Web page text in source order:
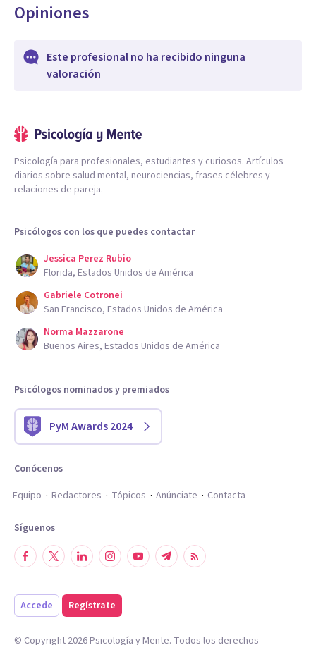
Opiniones
Este profesional no ha recibido ninguna
valoración
Psicología para profesionales, estudiantes y curiosos. Artículos
diarios sobre salud mental, neurociencias, frases célebres y
relaciones de pareja.
Psicólogos con los que puedes contactar
Jessica Perez Rubio
Florida, Estados Unidos de América
Gabriele Cotronei
San Francisco, Estados Unidos de América
Norma Mazzarone
Buenos Aires, Estados Unidos de América
Psicólogos nominados y premiados
PyM Awards 2024
Conócenos
Equipo
Redactores Tópicos Anúnciate Contacta
Síguenos
Accede Regístrate
© Copyright 2026Psicología y Mente. Todos los derechos